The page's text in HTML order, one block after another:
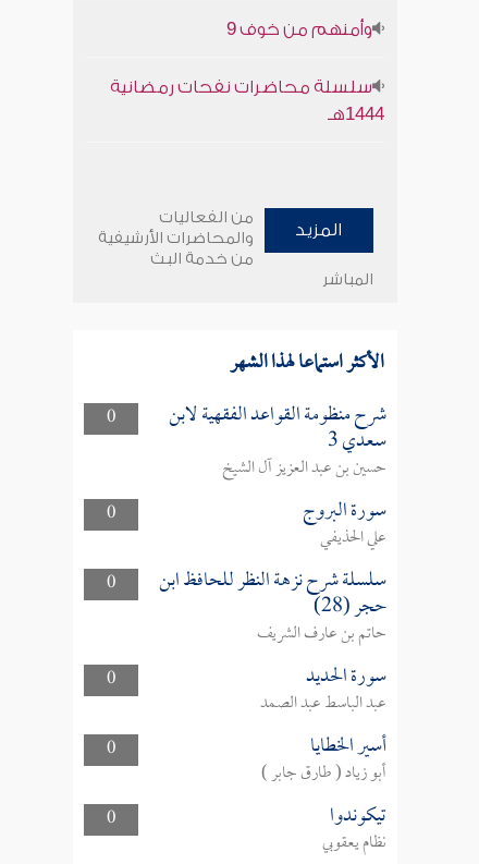
وأمنهم من خوف 9
سلسلة محاضرات نفحات رمضانية
1444هـ
المزيد
من الفعاليات
والمحاضرات الأرشيفية
من خدمة البث
المباشر
الأكثر استماعا لهذا الشهر
0 شرح منظومة القواعد الفقهية لابن
سعدي 3
حسين بن عبد العزيز آل الشيخ
0
سورة البروج
علي الحذيفي
0
سلسلة شرح نزهة النظر للحافظ ابن
حجر (28)
حاتم بن عارف الشريف
0
سورة الحديد
عبد الباسط عبد الصمد
0
أسير الخطايا
أبو زياد ( طارق جابر )
0
تيكوندوا
نظام يعقوبي